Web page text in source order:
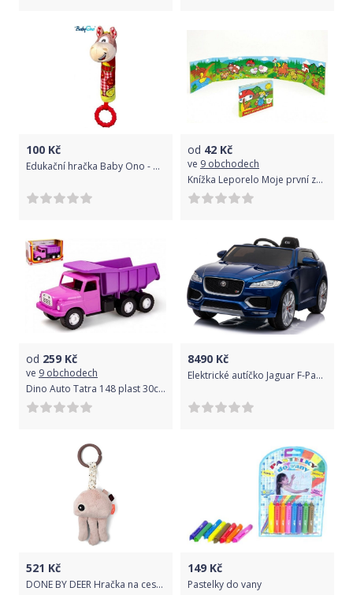
100 Kč
Edukační hračka Baby Ono - pískací s kousátkem - KONÍČEK
od 42 Kč
ve 9 obchodech
Knížka Leporelo Moje první zvířátka 13,5x11x1,5cm od 24 měsíců MPZ
od 259 Kč
ve 9 obchodech
Dino Auto Tatra 148 plast 30cm růžová v krabici 35x18x12,5cm
8490 Kč
Elektrické autíčko Jaguar F-Pace lakované - modré
521 Kč
DONE BY DEER Hračka na cesty Jelly - růžová
149 Kč
Pastelky do vany